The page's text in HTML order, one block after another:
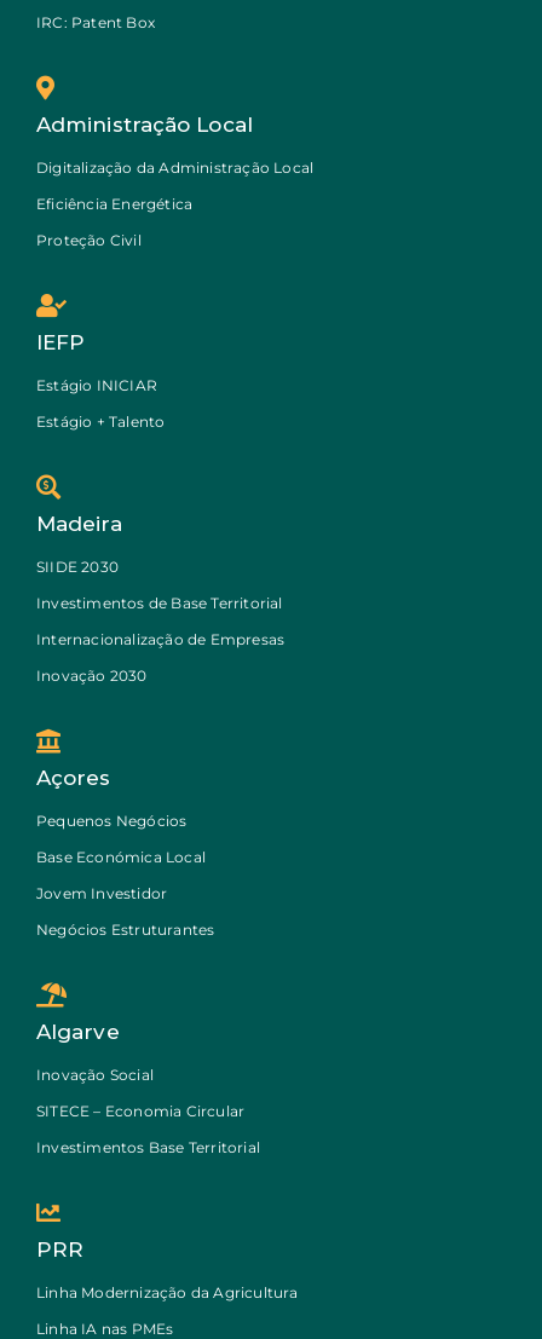
IRC: Patent Box
Administração Local
Digitalização da Administração Local
Eficiência Energética
Proteção Civil
IEFP
Estágio INICIAR
Estágio + Talento
Madeira
SIIDE 2030
Investimentos de Base Territorial
Internacionalização de Empresas
Inovação 2030
Açores
Pequenos Negócios
Base Económica Local
Jovem Investidor
Negócios Estruturantes
Algarve
Inovação Social
SITECE – Economia Circular
Investimentos Base Territorial
PRR
Linha Modernização da Agricultura
Linha IA nas PMEs